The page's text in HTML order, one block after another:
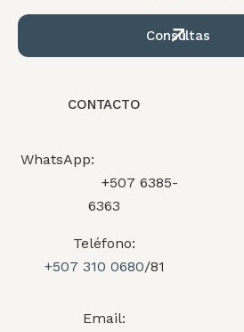
Consultas
CONTACTO
WhatsApp:
+507 6385-
6363
Teléfono:
+507 310 0680/81
Email: